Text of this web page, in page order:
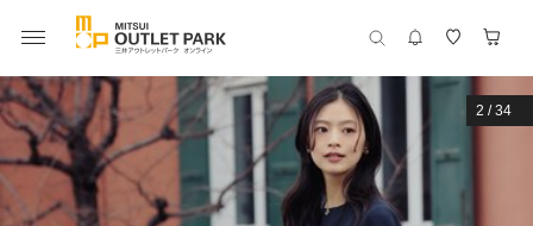
2 /34